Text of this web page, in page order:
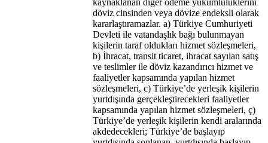
döviz cinsinden veya dövize endeksli olarak
kararlaştıramazlar. a) Türkiye Cumhuriyeti
Devleti ile vatandaşlık bağı bulunmayan
kişilerin taraf oldukları hizmet sözleşmeleri,
b) İhracat, transit ticaret, ihracat sayılan satış
ve teslimler ile döviz kazandırıcı hizmet ve
faaliyetler kapsamında yapılan hizmet
sözleşmeleri, c) Türkiye’de yerleşik kişilerin
yurtdışında gerçekleştirecekleri faaliyetler
kapsamında yapılan hizmet sözleşmeleri, ç)
Türkiye’de yerleşik kişilerin kendi aralarında
akdedecekleri; Türkiye’de başlayıp